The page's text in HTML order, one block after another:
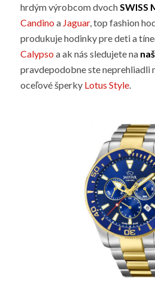
hrdým výrobcom dvochSWISS
Candino a Jaguar, top fashion
produkuje hodinky pre deti a
Calypso a ak nás sledujete na
pravdepodobne ste neprehliadli
oceľové šperky Lotus Style.